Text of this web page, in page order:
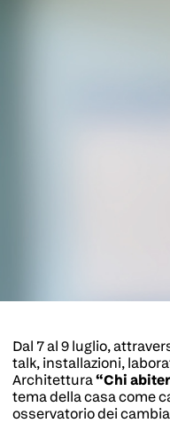
Dal 7 al 9 luglio,
talk, installazioni,
Architettura “Chi
tema della casa come
osservatorio dei